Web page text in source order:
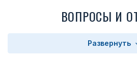
ВОПРОСЫ И
Развернуть